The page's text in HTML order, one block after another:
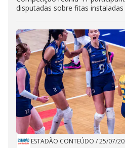
disputadas sobre fitas
ESTADÃO CONTEÚDO /25/07/